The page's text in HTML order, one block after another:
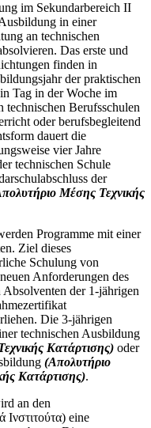
im Sekundarbereich II
in einer
an technischen
Das erste und
finden in
der praktischen
Tag in der Woche im
Berufsschulen
oder berufsbegleitend
dauert die
vier Jahre
technischen Schule
der
Μέσης Τεχνικής
Programme mit einer
Ziel dieses
Schulung von
Anforderungen des
der 1-jährigen
Die 3-jährigen
technischen Ausbildung
Κατάρτισης) oder
(Απολυτήριο
Κατάρτισης).
an den
eine